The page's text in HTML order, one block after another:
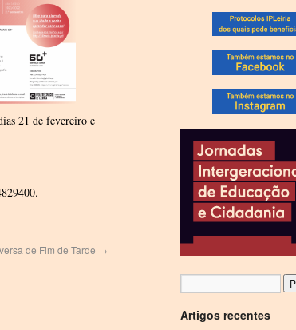
21 de fevereiro e
de Fim de Tarde →
Artigos recentes